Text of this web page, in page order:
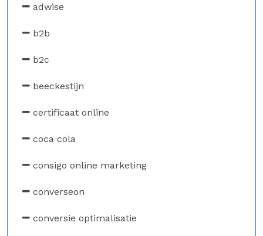
adwise
b2b
b2c
beeckestijn
certificaat online
coca cola
consigo online marketing
converseon
conversie optimalisatie